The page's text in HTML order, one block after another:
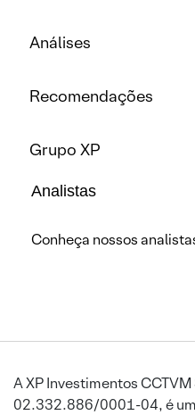
Análises
Recomendações
Grupo XP
Analistas
Conheça nossos
A XP Investimentos
02.332.886/0001-04, é